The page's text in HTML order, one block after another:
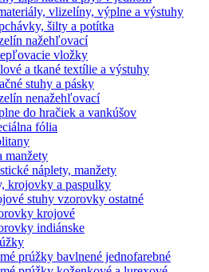
vlizelíny, výplne a výstuhy
šilty a potítka
nažehľovací
vložky
a tkané textílie a výstuhy
stuhy a pásky
nenažehľovací
do hračiek a vankúšov
fólia
manžety
náplety, manžety
krojovky a paspulky
stuhy vzorovky ostatné
krojové
indiánske
prúžky bavlnené jednofarebné